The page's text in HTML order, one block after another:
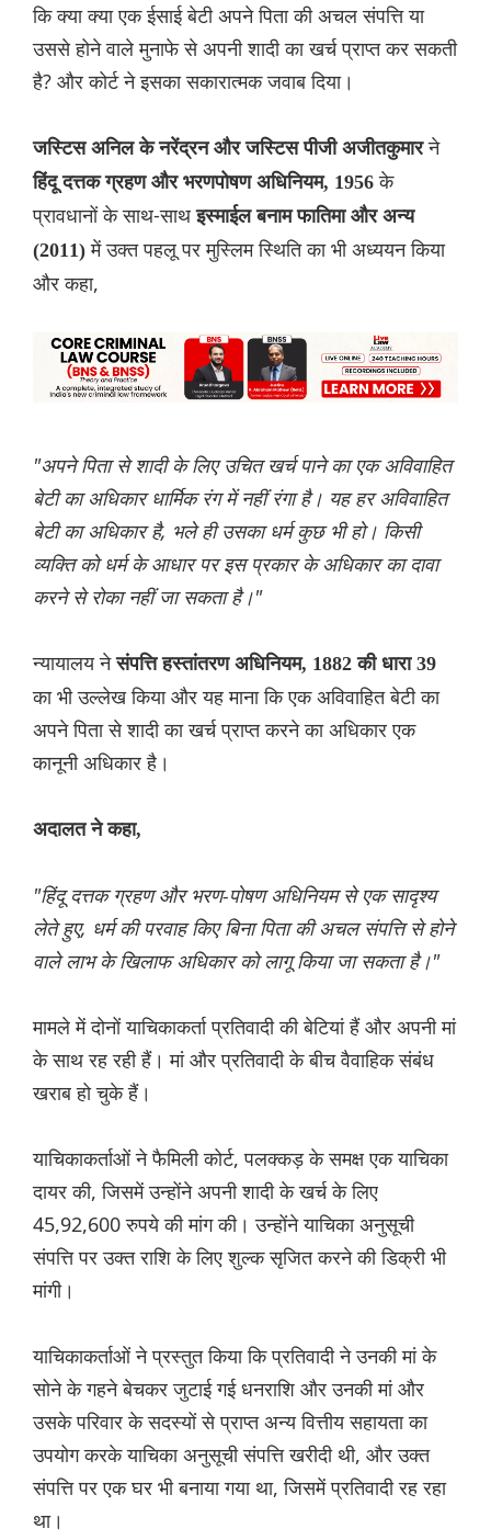
कि क्या क्या एक ईसाई बेटी अपने पिता की अचल संपत्ति या
उससे होने वाले मुनाफे से अपनी शादी का खर्च प्राप्त कर सकती
है? और कोर्ट ने इसका सकारात्मक जवाब दिया।
जस्टिस अनिल के नरेंद्रन और जस्टिस पीजी अजीतकुमारने
हिंदू दत्तक ग्रहण और भरणपोषण अधिनियम, 1956के
प्रावधानों के साथ-साथइस्माईल बनाम फातिमा और अन्य
(2011)में उक्त पहलू पर मुस्लिम स्थिति का भी अध्ययन किया
और कहा,
"अपने पिता से शादी के ल‌िए उचित खर्च पाने का एक अविवाहित
बेटी का अधिकार धार्मिक रंग में नहीं रंगा है। यह हर अविवाहित
बेटी का अधिकार है, भले ही उसका धर्म कुछ भी हो। किसी
व्यक्ति को धर्म के आधार पर इस प्रकार के अधिकार का दावा
करने से रोका नहीं जा सकता है।"
न्यायालय नेसंपत्ति हस्तांतरण अधिनियम, 1882 की धारा 39
का भी उल्लेख किया और यह माना कि एक अविवाहित बेटी का
अपने पिता से शादी का खर्च प्राप्त करने का अधिकार एक
कानूनी अधिकार है।
अदालत ने कहा,
"हिंदू दत्तक ग्रहण और भरण-पोषण अधिनियम से एक सादृश्य
लेते हुए, धर्म की परवाह किए बिना पिता की अचल संपत्ति से होने
वाले लाभ के खिलाफ अधिकार को लागू किया जा सकता है।"
मामले में दोनों याचिकाकर्ता प्रतिवादी की बेटियां हैं और अपनी मां
के साथ रह रही हैं। मां और प्रतिवादी के बीच वैवाहिक संबंध
खराब हो चुके हैं।
याचिकाकर्ताओं ने फैमिली कोर्ट, पलक्कड़ के समक्ष एक याचिका
दायर की, जिसमें उन्होंने अपनी शादी के खर्च के लिए
45,92,600 रुपये की मांग की। उन्होंने याचिका अनुसूची
संपत्ति पर उक्त राशि के लिए शुल्क सृजित करने की डिक्री भी
मांगी।
याचिकाकर्ताओं ने प्रस्तुत किया कि प्रतिवादी ने उनकी मां के
सोने के गहने बेचकर जुटाई गई धनराशि और उनकी मां और
उसके परिवार के सदस्यों से प्राप्त अन्य वित्तीय सहायता का
उपयोग करके याचिका अनुसूची संपत्ति खरीदी थी, और उक्त
संपत्ति पर एक घर भी बनाया गया था, जिसमें प्रतिवादी रह रहा
था।